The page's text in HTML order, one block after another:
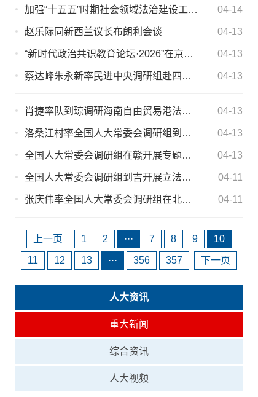
加强“十五五”时期社会领域法治建设工作交流会在重庆举行 郑建邦出席并讲话 04-14
赵乐际同新西兰议长布朗利会谈 04-13
“新时代政治共识教育论坛·2026”在京举办 04-13
蔡达峰朱永新率民进中央调研组赴四川 开展2026年度重点考察调研 04-13
肖捷率队到琼调研海南自由贸易港法与旅游法实施情况 04-13
洛桑江村率全国人大常委会调研组到沪 开展加强华侨归侨侨眷权益保护工作情况专题调研 04-13
全国人大常委会调研组在赣开展专题调研 彭清华率队 04-13
全国人大常委会调研组到吉开展立法调研 04-11
张庆伟率全国人大常委会调研组在北京调研 04-11
上一页 1 2 ··· 7 8 9 10
11 12 13 ··· 356 357 下一页
人大资讯
重大新闻
综合资讯
人大视频